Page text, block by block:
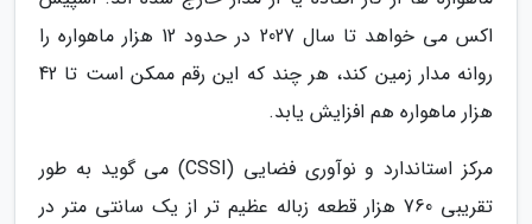
اکس می خواهد تا سال 2027 در حدود 12 هزار ماهواره را
روانه مدار زمین کند، هر چند که این رقم ممکن است تا 42
هزار ماهواره هم افزایش یابد.
مرکز استاندارد و نوآوری فضایی (CSSI) می گوید به طور
تقریبی 760 هزار قطعه زباله عظیم تر از یک سانتی متر در